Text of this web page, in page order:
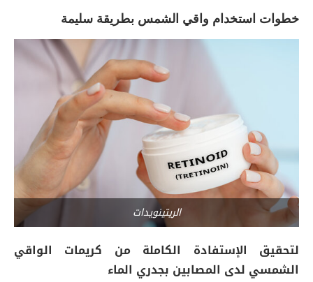
خطوات استخدام واقي الشمس بطريقة سليمة
الريتينويدات
لتحقيق الإستفادة الكاملة من كريمات الواقي
الشمسي لدى المصابين بجدري الماء